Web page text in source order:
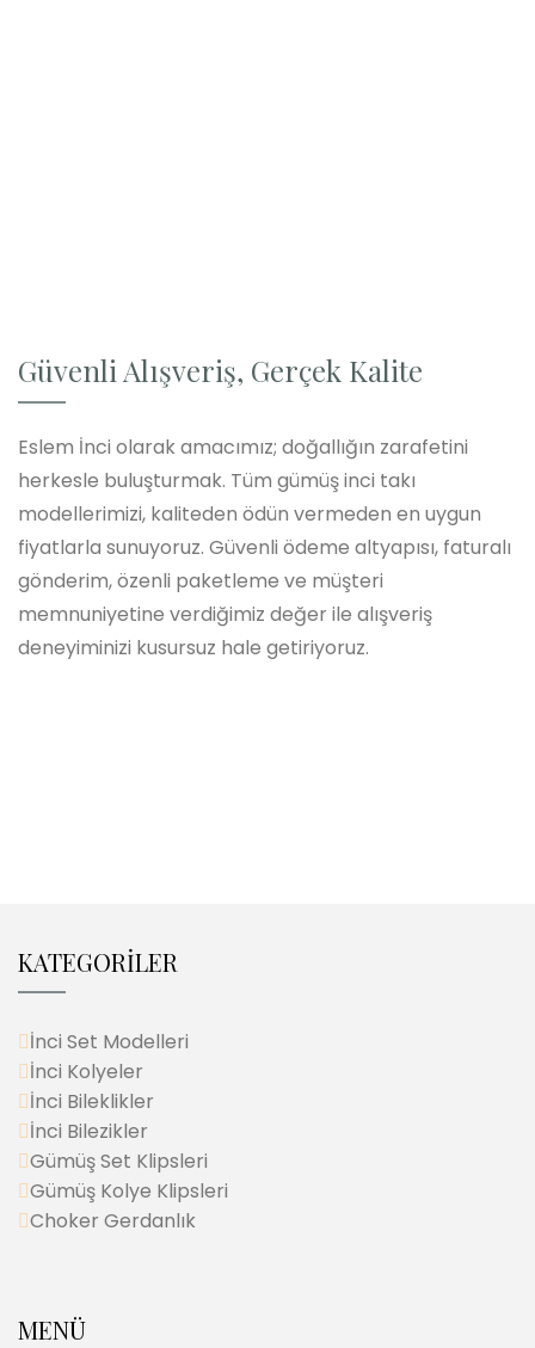
Güvenli Alışveriş, Gerçek Kalite
Eslem İnci olarak amacımız; doğallığın zarafetini
herkesle buluşturmak. Tüm gümüş inci takı
modellerimizi, kaliteden ödün vermeden en uygun
fiyatlarla sunuyoruz. Güvenli ödeme altyapısı, faturalı
gönderim, özenli paketleme ve müşteri
memnuniyetine verdiğimiz değer ile alışveriş
deneyiminizi kusursuz hale getiriyoruz.
KATEGORİLER
İnci Set Modelleri
İnci Kolyeler
İnci Bileklikler
İnci Bilezikler
Gümüş Set Klipsleri
Gümüş Kolye Klipsleri
Choker Gerdanlık
MENÜ